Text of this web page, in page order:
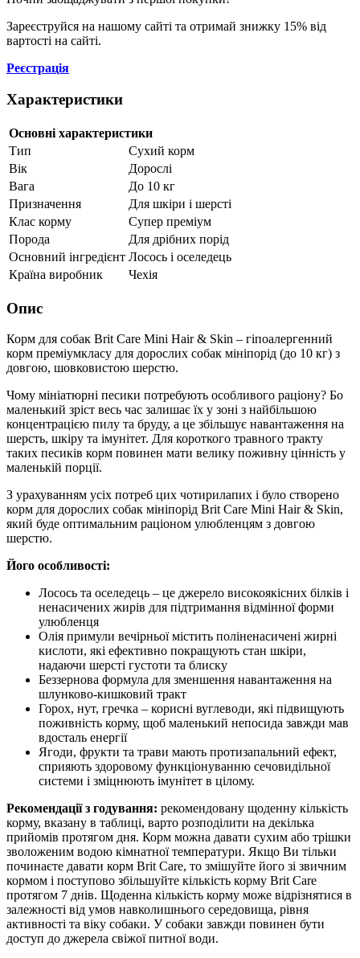
Зареєструйся на нашому сайті та отримай знижку 15% від
вартості на сайті.
Реєстрація
Характеристики
Основні характеристики
Тип
Сухий корм
Вік
Дорослі
Вага
До 10 кг
Призначення
Для шкіри і шерсті
Клас корму
Супер преміум
Порода
Для дрібних порід
Основний інгредієнт Лосось і оселедець
Країна виробник
Чехія
Опис
Корм для собак Brit Care Mini Hair & Skin – гіпоалергенний
корм преміумкласу для дорослих собак мініпорід (до 10 кг) з
довгою, шовковистою шерстю.
Чому мініатюрні песики потребують особливого раціону? Бо
маленький зріст весь час залишає їх у зоні з найбільшою
концентрацією пилу та бруду, а це збільшує навантаження на
шерсть, шкіру та імунітет. Для короткого травного тракту
таких песиків корм повинен мати велику поживну цінність у
маленькій порції.
З урахуванням усіх потреб цих чотирилапих і було створено
корм для дорослих собак мініпорід Brit Care Mini Hair & Skin,
який буде оптимальним раціоном улюбленцям з довгою
шерстю.
Його особливості:
Лосось та оселедець – це джерело високоякісних білків і
ненасичених жирів для підтримання відмінної форми
улюбленця
Олія примули вечірньої містить поліненасичені жирні
кислоти, які ефективно покращують стан шкіри,
надаючи шерсті густоти та блиску
Беззернова формула для зменшення навантаження на
шлунково-кишковий тракт
Горох, нут, гречка – корисні вуглеводи, які підвищують
поживність корму, щоб маленький непосида завжди мав
вдосталь енергії
Ягоди, фрукти та трави мають протизапальний ефект,
сприяють здоровому функціонуванню сечовидільної
системи і зміцнюють імунітет в цілому.
Рекомендації з годування: рекомендовану щоденну кількість
корму, вказану в таблиці, варто розподілити на декілька
прийомів протягом дня. Корм можна давати сухим або трішки
зволоженим водою кімнатної температури. Якщо Ви тільки
починаєте давати корм Brit Care, то змішуйте його зі звичним
кормом і поступово збільшуйте кількість корму Brit Care
протягом 7 днів. Щоденна кількість корму може відрізнятися в
залежності від умов навколишнього середовища, рівня
активності та віку собаки. У собаки завжди повинен бути
доступ до джерела свіжої питної води.